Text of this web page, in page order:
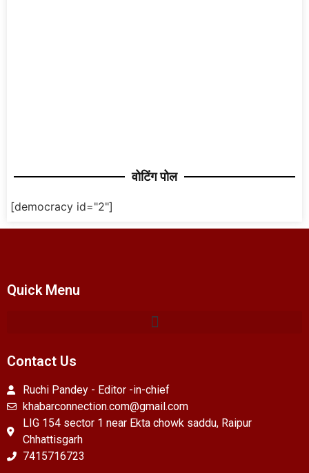
वोटिंग पोल
[democracy id="2"]
Quick Menu
Contact Us
Ruchi Pandey - Editor -in-chief
khabarconnection.com@gmail.com
LIG 154 sector 1 near Ekta chowk saddu, Raipur
Chhattisgarh
7415716723